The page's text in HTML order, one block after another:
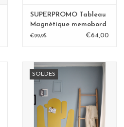
SUPERPROMO Tableau
Magnétique memobord
Abstract 1
€99,95 €64,00
SOLDES